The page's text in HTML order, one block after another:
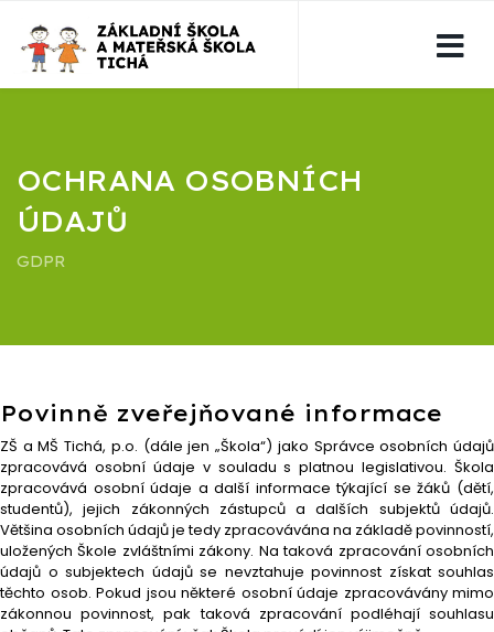
OCHRANA OSOBNÍCH
ÚDAJŮ
GDPR
Povinně zveřejňované informace
ZŠ a MŠ Tichá, p.o. (dále jen „Škola“) jako Správce osobních údajů
zpracovává osobní údaje v souladu s platnou legislativou. Škola
zpracovává osobní údaje a další informace týkající se žáků (dětí,
studentů), jejich zákonných zástupců a dalších subjektů údajů.
Většina osobních údajů je tedy zpracovávána na základě povinností,
uložených Škole zvláštními zákony. Na taková zpracování osobních
údajů o subjektech údajů se nevztahuje povinnost získat souhlas
těchto osob. Pokud jsou některé osobní údaje zpracovávány mimo
zákonnou povinnost, pak taková zpracování podléhají souhlasu